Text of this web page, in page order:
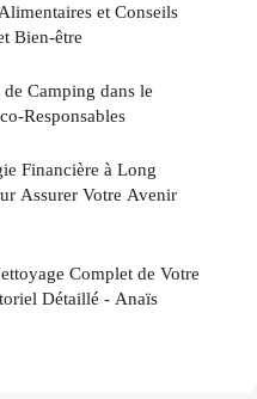
et Conseils
Bien-être
Camping dans le
Responsables
Financière à Long
Assurer Votre Avenir
Complet de Votre
Détaillé - Anaïs